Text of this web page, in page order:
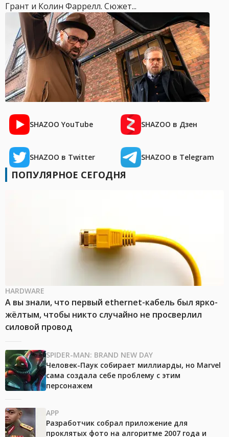
Грант и Колин Фаррелл. Сюжет...
SHAZOO YouTube SHAZOO в Дзен
SHAZOO в Twitter SHAZOO в Telegram
ПОПУЛЯРНОЕ СЕГОДНЯ
HARDWARE
А вы знали, что первый ethernet-кабель был ярко-
жёлтым, чтобы никто случайно не просверлил
силовой провод
SPIDER-MAN: BRAND NEW DAY
Человек-Паук собирает миллиарды, но Marvel
сама создала себе проблему с этим
персонажем
APP
Разработчик собрал приложение для
проклятых фото на алгоритме 2007 года и